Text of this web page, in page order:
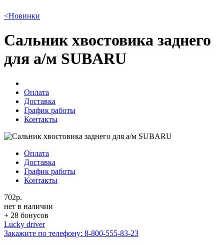
<Новинки
Сальник хвостовика заднего
для а/м SUBARU
Оплата
Доставка
График работы
Контакты
Оплата
Доставка
График работы
Контакты
702р.
нет в наличии
+ 28 бонусов
Lucky driver
Закажите по телефону: 8-800-555-83-23